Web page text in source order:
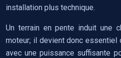
installation plus technique.
Un terrain en pente induit une
moteur; il devient donc essentiel
avec une puissance suffisante